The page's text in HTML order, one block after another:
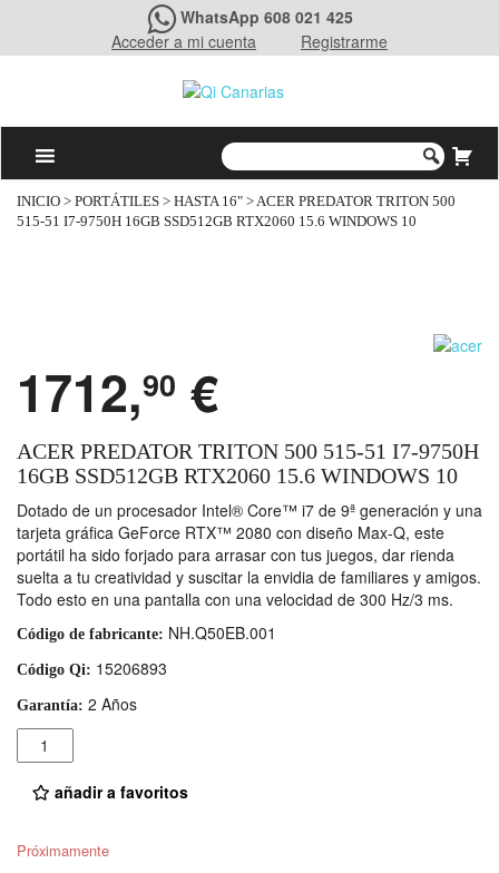
WhatsApp 608 021 425
Acceder a mi cuenta
Registrarme
INICIO > PORTÁTILES > HASTA 16" > ACER PREDATOR TRITON 500
515-51 I7-9750H 16GB SSD512GB RTX2060 15.6 WINDOWS 10
1712,90 €
ACER PREDATOR TRITON 500 515-51 I7-9750H
16GB SSD512GB RTX2060 15.6 WINDOWS 10
Dotado de un procesador Intel® Core™ i7 de 9ª generación y una
tarjeta gráfica GeForce RTX™ 2080 con diseño Max-Q, este
portátil ha sido forjado para arrasar con tus juegos, dar rienda
suelta a tu creatividad y suscitar la envidia de familiares y amigos.
Todo esto en una pantalla con una velocidad de 300 Hz/3 ms.
Código de fabricante: NH.Q50EB.001
Código Qi: 15206893
Garantía: 2 Años
Cantidad
añadir a favoritos
Próximamente